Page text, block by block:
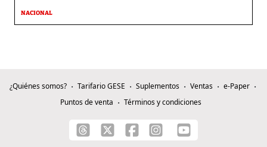
NACIONAL
¿Quiénes somos? Tarifario GESE Suplementos Ventas
e-Paper
Puntos de venta
Términos y condiciones